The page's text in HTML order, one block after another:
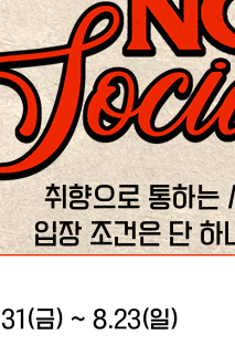
취향으로 통하는
입장 조건은 단 하
금) ~ 8.23(일)